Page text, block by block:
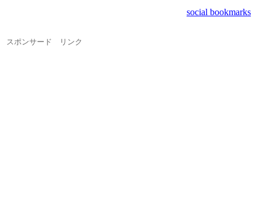
social bookmarks
スポンサード リンク